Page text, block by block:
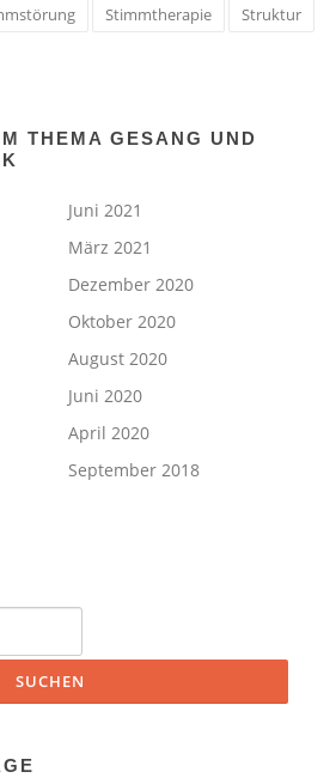
Stimmtherapie
Struktur
THEMA GESANG UND
Juni 2021
März 2021
Dezember 2020
Oktober 2020
August 2020
Juni 2020
April 2020
September 2018